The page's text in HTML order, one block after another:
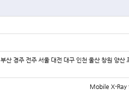
부산 경주 전주 서울 대전 대구 인천 울산 창원 양
Mobile X-